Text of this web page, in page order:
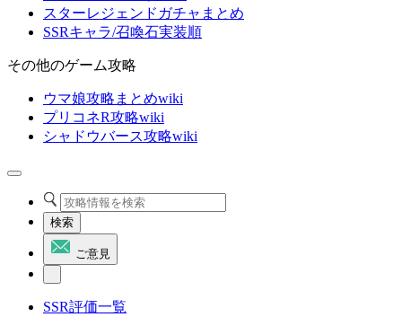
スターレジェンドガチャまとめ
SSRキャラ/召喚石実装順
その他のゲーム攻略
ウマ娘攻略まとめwiki
プリコネR攻略wiki
シャドウバース攻略wiki
検索
ご意見
SSR評価一覧